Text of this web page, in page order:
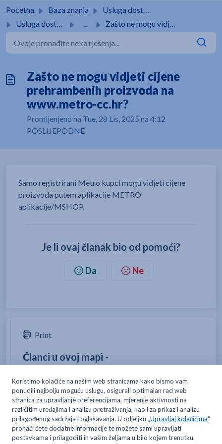
Početna Baza znanja
Usluga dostave
Usluga dostave
... Zašto ne mogu vidjeti cijene prehrambenih proizvoda na ww...
Zašto ne mogu vidjeti cijene
prehrambenih proizvoda na
www.metro-cc.hr?
Promijenjeno na Tue, 28 Lis, 2025 na 4:12
POSLIJEPODNE
Samo registrirani Metro kupci mogu vidjeti cijene
proizvoda putem aplikacije METRO
aplikacije/MSHOP.
Je li ovaj članak bio od pomoći?
Da Ne
Print
Članci u ovoj mapi -
narudžbe?
Kako se postaje Metro dostavni kupac?
Kako mogu promijeniti svoju adresu za dostavu?